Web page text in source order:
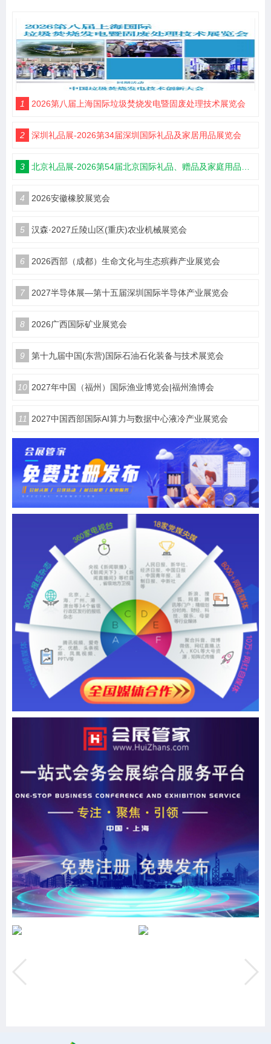
1 2026第八届上海国际垃圾焚烧发电暨固废处理技术展览会
2 深圳礼品展-2026第34届深圳国际礼品及家居用品展览会
3 北京礼品展-2026第54届北京国际礼品、赠品及家庭用品展览会
4 2026安徽橡胶展览会
5 汉森·2027丘陵山区(重庆)农业机械展览会
6 2026西部（成都）生命文化与生态殡葬产业展览会
7 2027半导体展—第十五届深圳国际半导体产业展览会
8 2026广西国际矿业展览会
9 第十九届中国(东营)国际石油石化装备与技术展览会
10 2027年中国（福州）国际渔业博览会|福州渔博会
11 2027中国西部国际AI算力与数据中心液冷产业展览会